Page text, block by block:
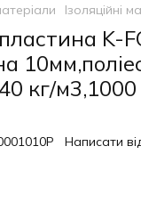
Ізоляційні
K-
кг/
Написати